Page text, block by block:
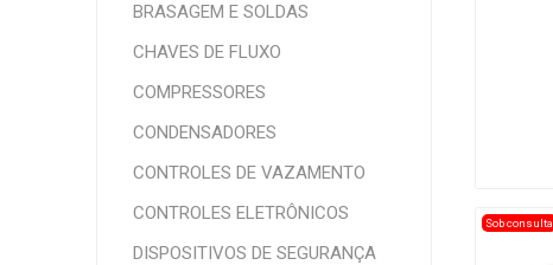
Sob consulta
BRASAGEM E SOLDAS
CHAVES DE FLUXO
COMPRESSORES
CONDENSADORES
CONTROLES DE VAZAMENTO
CONTROLES ELETRÔNICOS
DISPOSITIVOS DE SEGURANÇA